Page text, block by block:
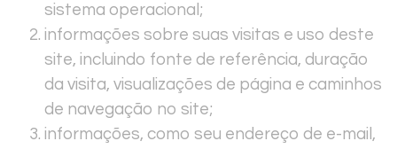
sistema operacional;
informações sobre suas visitas e uso deste
site, incluindo fonte de referência, duração
da visita, visualizações de página e caminhos
de navegação no site;
informações, como seu endereço de e-mail,